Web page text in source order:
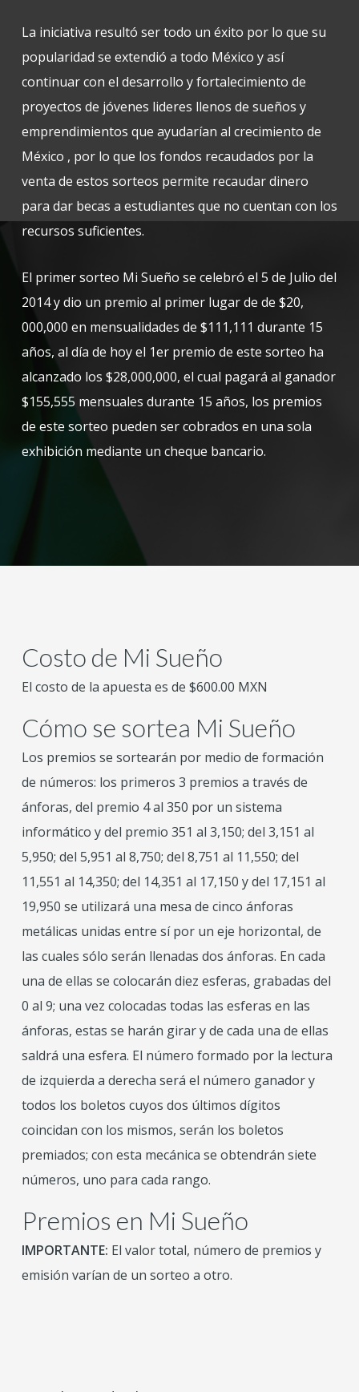
La iniciativa resultó ser todo un éxito por lo que su
popularidad se extendió a todo México y así
continuar con el desarrollo y fortalecimiento de
proyectos de jóvenes lideres llenos de sueños y
emprendimientos que ayudarían al crecimiento de
México , por lo que los fondos recaudados por la
venta de estos sorteos permite recaudar dinero
para dar becas a estudiantes que no cuentan con los
recursos suficientes.
El primer sorteo Mi Sueño se celebró el 5 de Julio del
2014 y dio un premio al primer lugar de de $20,
000,000 en mensualidades de $111,111 durante 15
años, al día de hoy el 1er premio de este sorteo ha
alcanzado los $28,000,000, el cual pagará al ganador
$155,555 mensuales durante 15 años, los premios
de este sorteo pueden ser cobrados en una sola
exhibición mediante un cheque bancario.
Costo de Mi Sueño
El costo de la apuesta es de $600.00 MXN
Cómo se sortea Mi Sueño
Los premios se sortearán por medio de formación
de números: los primeros 3 premios a través de
ánforas, del premio 4 al 350 por un sistema
informático y del premio 351 al 3,150; del 3,151 al
5,950; del 5,951 al 8,750; del 8,751 al 11,550; del
11,551 al 14,350; del 14,351 al 17,150 y del 17,151 al
19,950 se utilizará una mesa de cinco ánforas
metálicas unidas entre sí por un eje horizontal, de
las cuales sólo serán llenadas dos ánforas. En cada
una de ellas se colocarán diez esferas, grabadas del
0 al 9; una vez colocadas todas las esferas en las
ánforas, estas se harán girar y de cada una de ellas
saldrá una esfera. El número formado por la lectura
de izquierda a derecha será el número ganador y
todos los boletos cuyos dos últimos dígitos
coincidan con los mismos, serán los boletos
premiados; con esta mecánica se obtendrán siete
números, uno para cada rango.
Premios en Mi Sueño
IMPORTANTE: El valor total, número de premios y
emisión varían de un sorteo a otro.